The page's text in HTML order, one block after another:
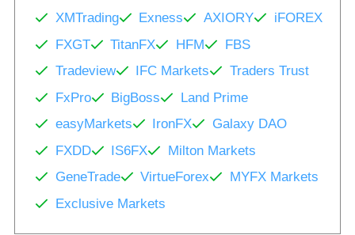
XMTrading Exness AXIORY
iFOREX
FXGT
TitanFX HFM
FBS
Tradeview
IFC Markets
Traders Trust
FxPro
BigBoss
Land Prime
easyMarkets
IronFX
Galaxy DAO
FXDD
IS6FX
Milton Markets
GeneTrade
VirtueForex
MYFX Markets
Exclusive Markets